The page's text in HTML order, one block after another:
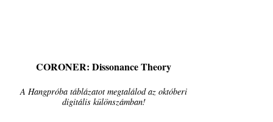
CORONER: Dissonance Theory
A Hangpróba táblázatot megtalálod az októberi
digitális különszámban!